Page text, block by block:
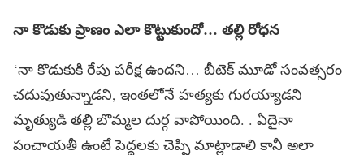
నా కొడుకు ప్రాణం ఎలా కొట్టుకుందో… తల్లి రోధన
‘నా కొడుకుకి రేపు పరీక్ష ఉందని… బీటెక్​ మూడో సంవత్సరం
చదువుతున్నాడని, ఇంతలోనే హత్యకు గురయ్యాడని
మృత్యుడి తల్లి బొమ్మల దుర్గ వాపోయింది. . ఏదైనా
పంచాయతీ ఉంటే పెద్దలకు చెప్పి మాట్లాడాలి కానీ అలా